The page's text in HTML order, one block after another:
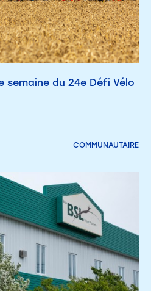
du 24e Défi Vélo
COMMUNAUTAIRE